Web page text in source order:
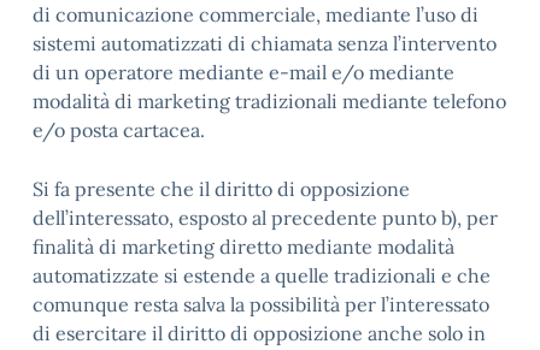
di comunicazione commerciale, mediante l’uso di
sistemi automatizzati di chiamata senza l’intervento
di un operatore mediante e-mail e/o mediante
modalità di marketing tradizionali mediante telefono
e/o posta cartacea.
Si fa presente che il diritto di opposizione
dell’interessato, esposto al precedente punto b), per
finalità di marketing diretto mediante modalità
automatizzate si estende a quelle tradizionali e che
comunque resta salva la possibilità per l’interessato
di esercitare il diritto di opposizione anche solo in